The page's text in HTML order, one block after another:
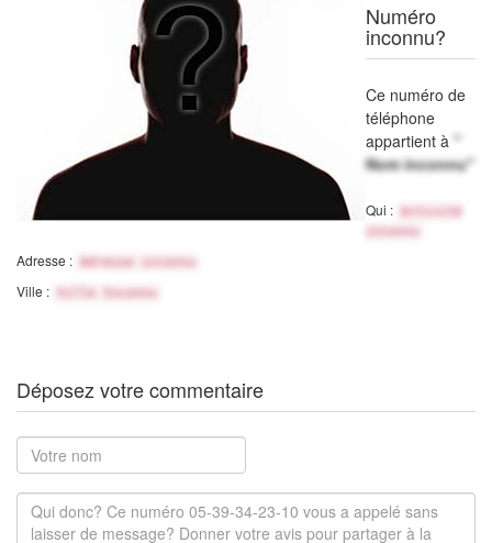
Numéro
inconnu?
Ce numéro de
téléphone
appartient à "
Nom inconnu"
Qui :
Activité
inconnu
Adresse : Adresse inconnu
Ville : Ville Inconnu
Déposez votre commentaire